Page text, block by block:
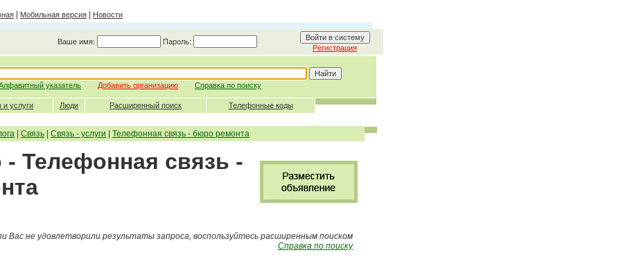
Мобильная версия Новости
Ваше имя: Пароль:
Регистрация
указатель Добавить организацию Справка по поиску
и услуги Люди Расширенный поиск Телефонные коды
Связь Связь - услуги Телефонная связь - бюро ремонта
Телефонная связь -
Вас не удовлетворили результаты запроса, воспользуйтесь расширенным поиском
Справка по поиску